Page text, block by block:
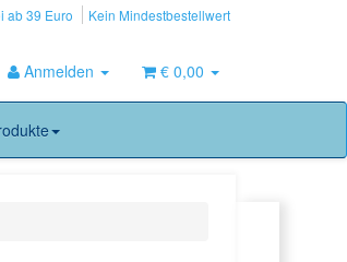
ab 39 Euro Kein Mindestbestellwert
Anmelden € 0,00